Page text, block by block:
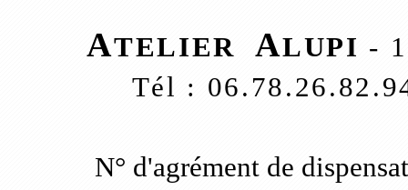
ATELIERALUPI -
Tél :
N° d'agrément de